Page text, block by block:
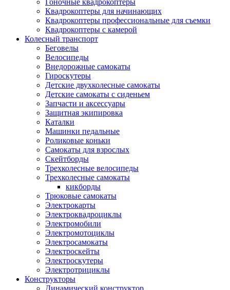
Гоночные квадрокоптеры
Квадрокоптеры для начинающих
Квадрокоптеры профессиональные для съемки
Квадрокоптеры с камерой
Колесный транспорт
Беговелы
Велосипеды
Внедорожные самокаты
Гироскутеры
Детские двухколесные самокаты
Детские самокаты с сиденьем
Запчасти и аксессуары
Защитная экипировка
Каталки
Машинки педальные
Роликовые коньки
Самокаты для взрослых
Скейтборды
Трехколесные велосипеды
Трехколесные самокаты
кикборды
Трюковые самокаты
Электрокарты
Электроквадроциклы
Электромобили
Электромотоциклы
Электросамокаты
Электроскейты
Электроскутеры
Электротрициклы
Конструкторы
Динамический конструктор